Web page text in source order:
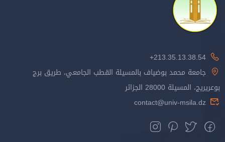
213.35.13.38.54+
جامعة محمد بوضياف بالمسيلة القطب الجامعي، طريق برج
بوعريريج، المسيلة 28000 الجزائر
contact@univ-msila.dz